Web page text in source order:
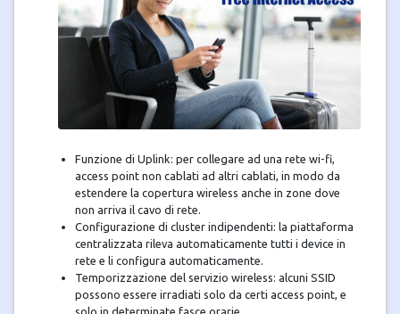
Funzione di Uplink: per collegare ad una rete wi-fi,
access point non cablati ad altri cablati, in modo da
estendere la copertura wireless anche in zone dove
non arriva il cavo di rete.
Configurazione di cluster indipendenti: la piattaforma
centralizzata rileva automaticamente tutti i device in
rete e li configura automaticamente.
Temporizzazione del servizio wireless: alcuni SSID
possono essere irradiati solo da certi access point, e